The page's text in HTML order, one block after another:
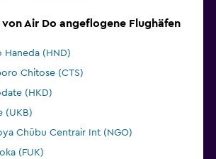
Air Do angeflogene Flughäfen
Haneda (HND)
Chitose (CTS)
(HKD)
(UKB)
Chūbu Centrair Int (NGO)
(FUK)